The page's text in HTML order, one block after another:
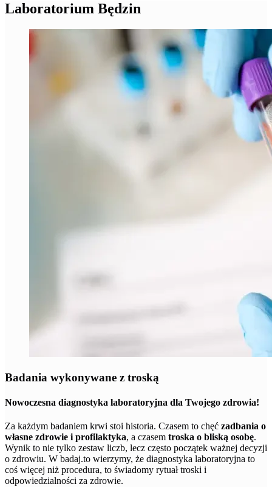
Laboratorium Będzin
Badania wykonywane z troską
Nowoczesna diagnostyka laboratoryjna dla Twojego zdrowia!
Za każdym badaniem krwi stoi historia. Czasem to chęć zadbania o
własne zdrowie i profilaktyka, a czasem troska o bliską osobę.
Wynik to nie tylko zestaw liczb, lecz często początek ważnej decyzji
o zdrowiu. W badaj.to wierzymy, że diagnostyka laboratoryjna to
coś więcej niż procedura, to świadomy rytuał troski i
odpowiedzialności za zdrowie.